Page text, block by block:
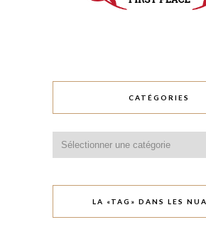
CATÉGORIES
LA «TAG» DANS LES